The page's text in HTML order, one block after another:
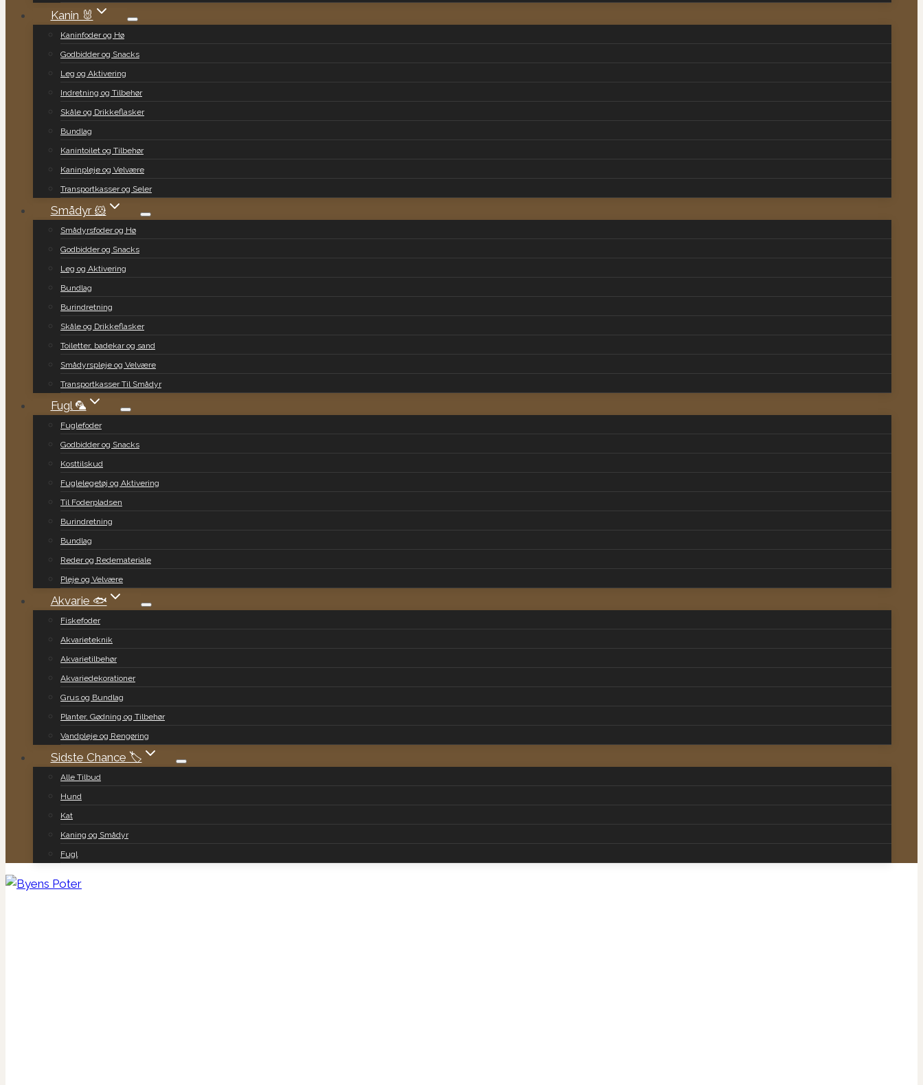
Kanin 🐰
Kaninfoder og Hø
Godbidder og Snacks
Leg og Aktivering
Indretning og Tilbehør
Skåle og Drikkeflasker
Bundlag
Kanintoilet og Tilbehør
Kaninpleje og Velvære
Transportkasser og Seler
Smådyr 🐹
Smådyrsfoder og Hø
Godbidder og Snacks
Leg og Aktivering
Bundlag
Burindretning
Skåle og Drikkeflasker
Toiletter, badekar og sand
Smådyrspleje og Velvære
Transportkasser Til Smådyr
Fugl 🦜
Fuglefoder
Godbidder og Snacks
Kosttilskud
Fuglelegetøj og Aktivering
Til Foderpladsen
Burindretning
Bundlag
Reder og Redemateriale
Pleje og Velvære
Akvarie 🐟
Fiskefoder
Akvarieteknik
Akvarietilbehør
Akvariedekorationer
Grus og Bundlag
Planter, Gødning og Tilbehør
Vandpleje og Rengøring
Sidste Chance 🏷️
Alle Tilbud
Hund
Kat
Kaning og Smådyr
Fugl